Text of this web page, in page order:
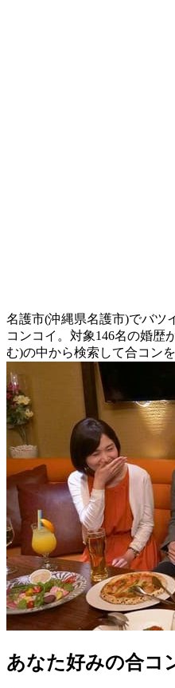
名護市(沖縄県名護市)でバツ
コンコイ。対象146名の婚歴
む)の中から検索して合コン
あなた好みの合コ